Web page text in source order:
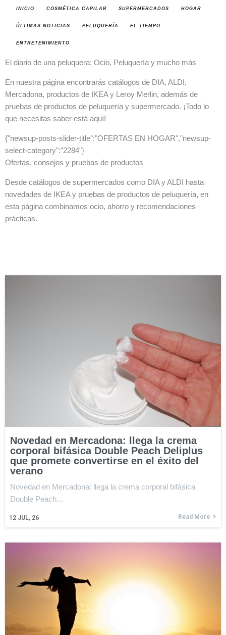
INICIO COSMÉTICA CAPILAR SUPERMERCADOS HOGAR
ÚLTIMAS NOTICIAS PELUQUERÍA EL TIEMPO
ENTRETENIMIENTO
El diario de una peluquera: Ocio, Peluquería y mucho más
En nuestra página encontrarás catálogos de DIA, ALDI,
Mercadona, productos de IKEA y Leroy Merlin, además de
pruebas de productos de peluquería y supermercado. ¡Todo lo
que necesitas saber está aquí!
{"newsup-posts-slider-title":"OFERTAS EN HOGAR","newsup-
select-category":"2284"}
Ofertas, consejos y pruebas de productos
Desde catálogos de supermercados como DIA y ALDI hasta
novedades de IKEA y pruebas de productos de peluquería, en
esta página combinamos ocio, ahorro y recomendaciones
prácticas.
Novedad en Mercadona: llega la crema
corporal bifásica Double Peach Deliplus
que promete convertirse en el éxito del
verano
12 JUL, 26
Novedad en Mercadona: llega la crema corporal bifásica
Double Peach…
Read More